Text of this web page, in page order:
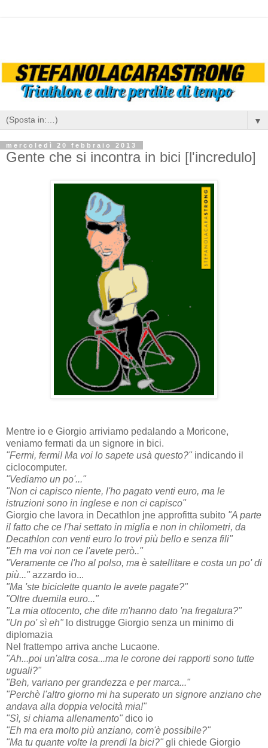
▼
mercoledì 20 febbraio 2013
Gente che si incontra in bici [l'incredulo]
Mentre io e Giorgio arriviamo pedalando a Moricone,
veniamo fermati da un signore in bici.
"Fermi, fermi! Ma voi lo sapete usà questo?" indicando il
ciclocomputer.
"Vediamo un po'..."
"Non ci capisco niente, l'ho pagato venti euro, ma le
istruzioni sono in inglese e non ci capisco"
Giorgio che lavora in Decathlon jne approfitta subito "A parte
il fatto che ce l'hai settato in miglia e non in chilometri, da
Decathlon con venti euro lo trovi più bello e senza fili"
"Eh ma voi non ce l'avete però.."
"Veramente ce l'ho al polso, ma è satellitare e costa un po' di
più..." azzardo io...
"Ma 'ste biciclette quanto le avete pagate?"
"Oltre duemila euro..."
"La mia ottocento, che dite m'hanno dato 'na fregatura?"
"Un po' sì eh" lo distrugge Giorgio senza un minimo di
diplomazia
Nel frattempo arriva anche Lucaone.
"Ah...poi un'altra cosa...ma le corone dei rapporti sono tutte
uguali?"
"Beh, variano per grandezza e per marca..."
"Perchè l'altro giorno mi ha superato un signore anziano che
andava alla doppia velocità mia!"
"Sì, si chiama allenamento" dico io
"Eh ma era molto più anziano, com'è possibile?"
"Ma tu quante volte la prendi la bici?" gli chiede Giorgio